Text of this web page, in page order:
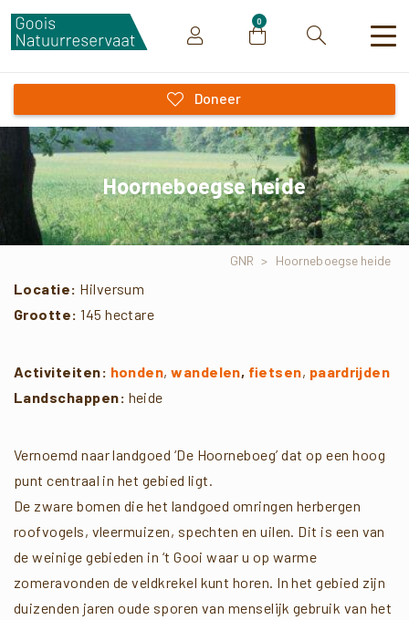
0
Zoeken
Doneer
Hoorneboegse heide
GNR > Hoorneboegse heide
Locatie: Hilversum
Grootte: 145 hectare
Activiteiten: honden,wandelen, fietsen, paardrijden
Landschappen: heide
Vernoemd naar landgoed ‘De Hoorneboeg’ dat op een hoog
punt centraal in het gebied ligt.
De zware bomen die het landgoed omringen herbergen
roofvogels, vleermuizen, spechten en uilen. Dit is een van
de weinige gebieden in ‘t Gooi waar u op warme
zomeravonden de veldkrekel kunt horen. In het gebied zijn
duizenden jaren oude sporen van menselijk gebruik van het